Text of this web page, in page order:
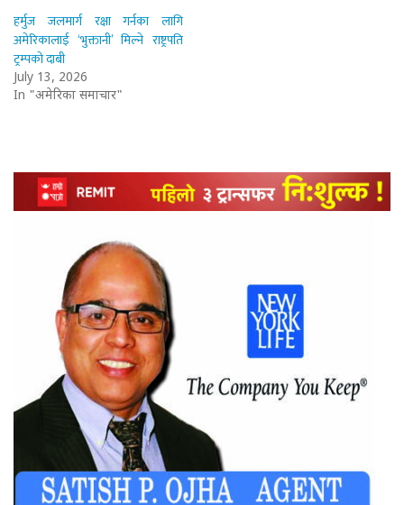
हर्मुज जलमार्ग रक्षा गर्नका लागि
अमेरिकालाई ‘भुक्तानी’ मिल्ने राष्ट्रपति
ट्रम्पको दाबी
July 13, 2026
In "अमेरिका समाचार"